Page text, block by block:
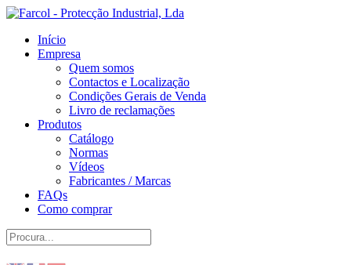
Início
Empresa
Quem somos
Contactos e Localização
Condições Gerais de Venda
Livro de reclamações
Produtos
Catálogo
Normas
Vídeos
Fabricantes / Marcas
FAQs
Como comprar